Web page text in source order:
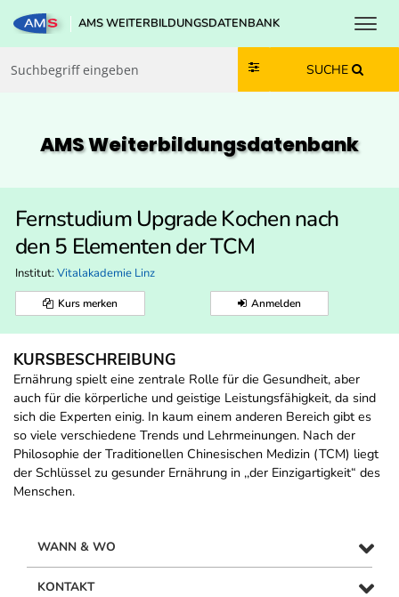
Zum Inhalt springen
Zum Navmenü springen
Zur Suche springen
Zur Footer springen
AMS WEITERBILDUNGSDATENBANK
SUCHE
AMS Weiterbildungs­datenbank
Fernstudium Upgrade Kochen nach
den 5 Elementen der TCM
Institut: Vitalakademie Linz
Kurs merken Anmelden
KURSBESCHREIBUNG
Ernährung spielt eine zentrale Rolle für die Gesundheit, aber
auch für die körperliche und geistige Leistungsfähigkeit, da sind
sich die Experten einig. In kaum einem anderen Bereich gibt es
so viele verschiedene Trends und Lehrmeinungen. Nach der
Philosophie der Traditionellen Chinesischen Medizin (TCM) liegt
der Schlüssel zu gesunder Ernährung in ,,der Einzigartigkeit“ des
Menschen.
WANN & WO
KONTAKT